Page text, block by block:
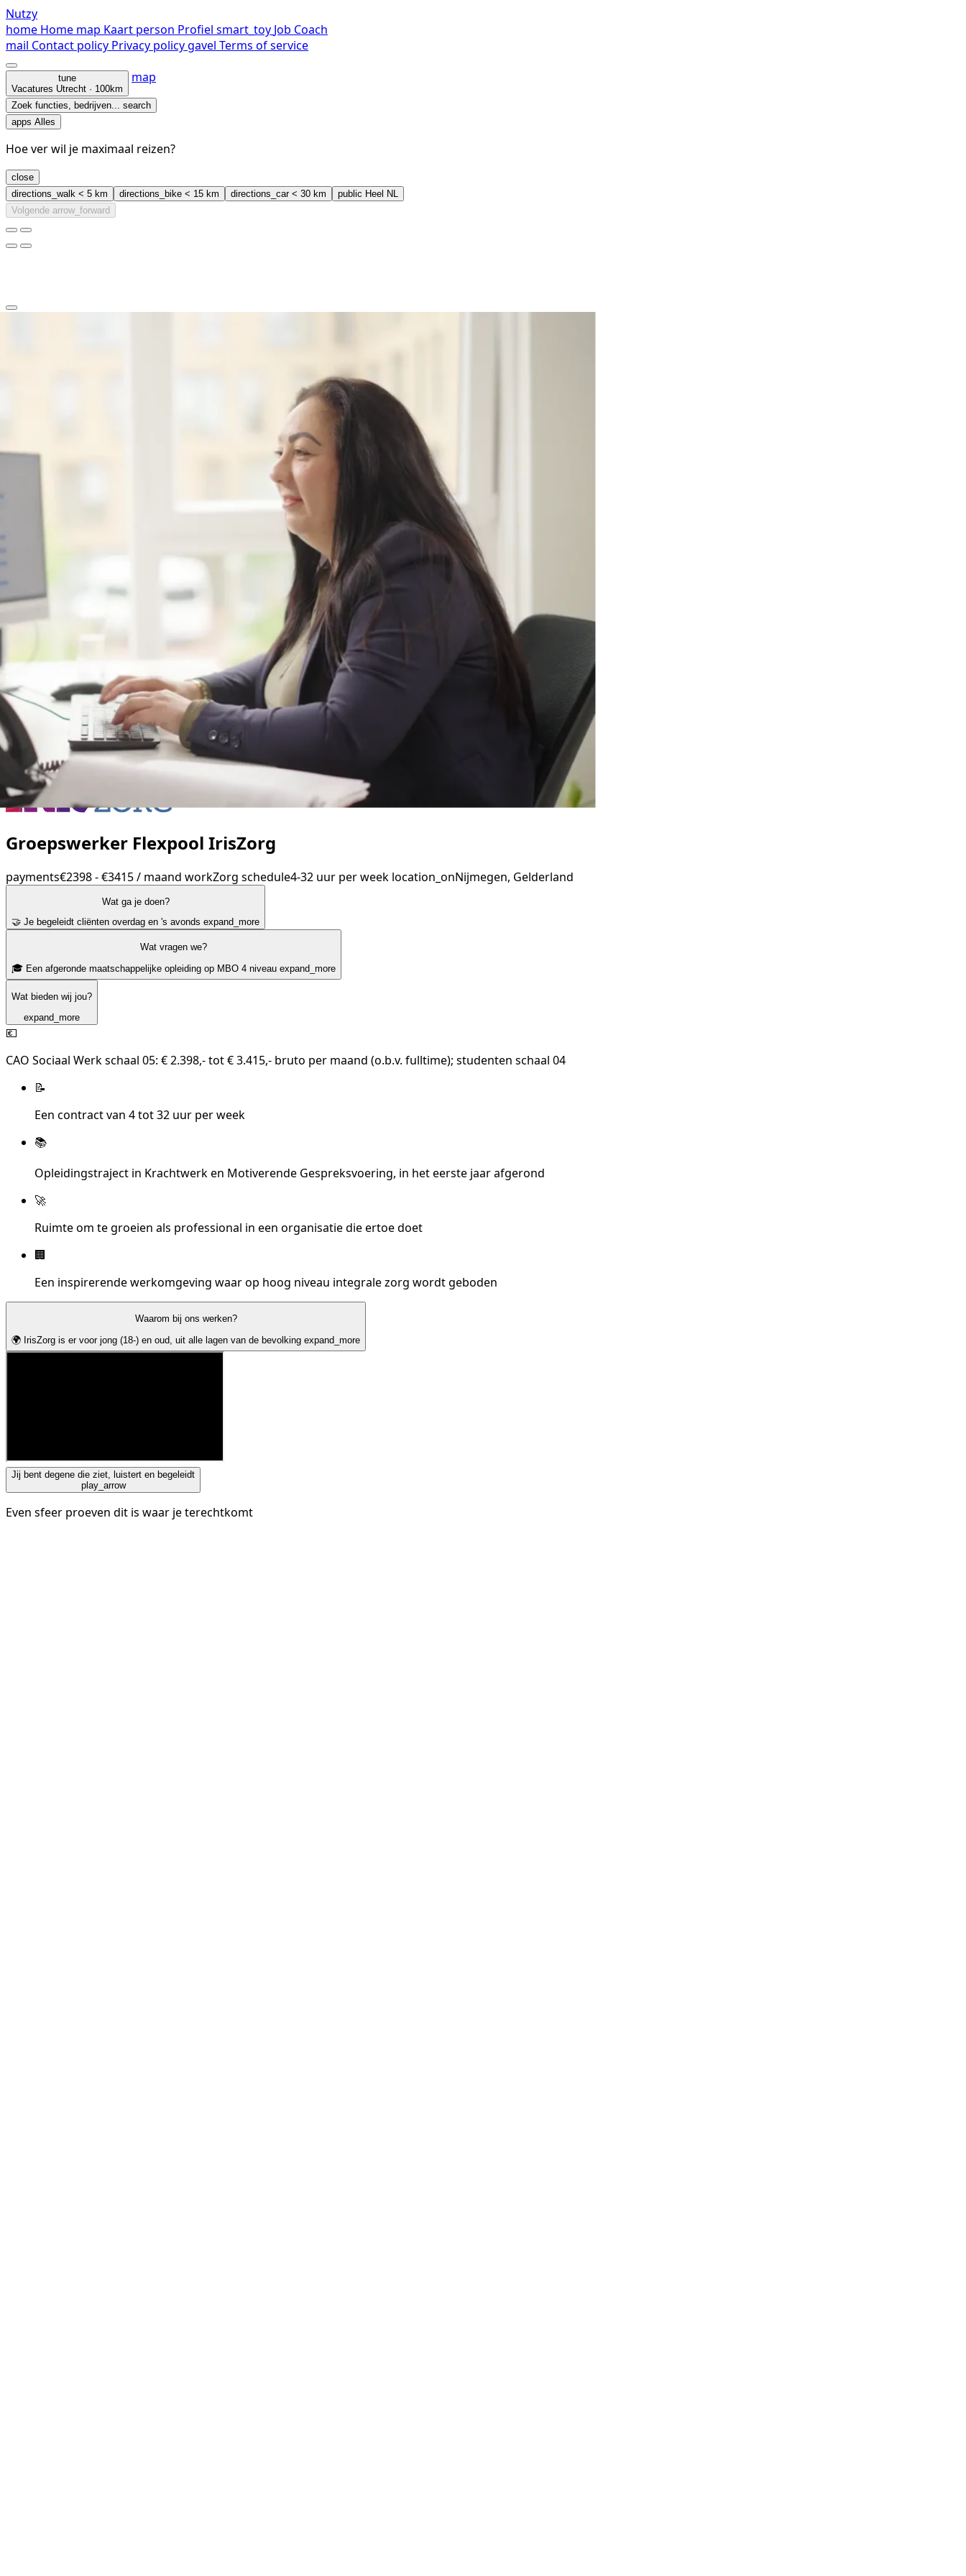
Nutzy
home Home map Kaart person Profiel smart_toy Job Coach
mail Contact policy Privacy policygavel Terms of service
tune
Vacatures Utrecht · 100km
map
Zoek functies, bedrijven... search
apps Alles
Hoe ver wil je maximaal reizen?
close
directions_walk < 5 km directions_bike < 15 km directions_car< 30 km public Heel NL
Volgende arrow_forward
Groepswerker Flexpool IrisZorg
payments€2398 - €3415 / maand workZorg schedule4-32 uur per week location_onNijmegen, Gelderland
Wat ga je doen?
🤝 Je begeleidt cliënten overdag en 's avonds expand_more
Wat vragen we?
🎓 Een afgeronde maatschappelijke opleiding op MBO 4 niveau expand_more
Wat bieden wij jou?
expand_more
💶
CAO Sociaal Werk schaal 05: € 2.398,- tot € 3.415,- bruto per maand (o.b.v. fulltime); studenten schaal 04
📝
Een contract van 4 tot 32 uur per week
📚
Opleidingstraject in Krachtwerk en Motiverende Gespreksvoering, in het eerste jaar afgerond
🚀
Ruimte om te groeien als professional in een organisatie die ertoe doet
🏢
Een inspirerende werkomgeving waar op hoog niveau integrale zorg wordt geboden
Waarom bij ons werken?
🌍 IrisZorg is er voor jong (18-) en oud, uit alle lagen van de bevolking expand_more
Jij bent degene die ziet, luistert en begeleidt
play_arrow
Even sfeer proeven dit is waar je terechtkomt